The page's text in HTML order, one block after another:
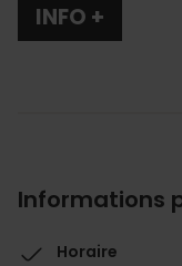
INFO +
Informations
Horaire